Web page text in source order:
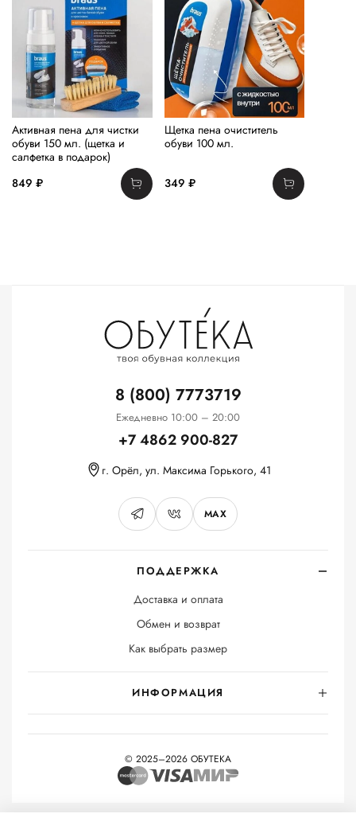
Активная пена для чистки
обуви 150 мл. (щетка и
салфетка в подарок)
849 ₽
Щетка пена очиститель
обуви 100 мл.
349 ₽
ПОДДЕРЖКА
Доставка и оплата
Обмен и возврат
Как выбрать размер
ИНФОРМАЦИЯ
8 (800) 7773719
Ежедневно 10:00 – 20:00
+7 4862 900-827
г. Орёл, ул. Максима Горького, 41
MAX
© 2025–2026 ОБУТЕКА